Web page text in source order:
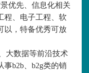
优先、信息化相关
程、电子工程、软
以，特备优秀可放
大数据等前沿技术
b2b、b2g类的销